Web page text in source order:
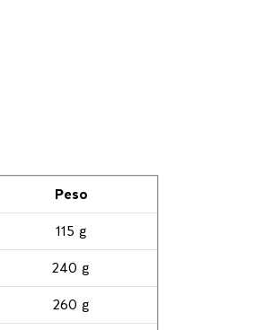
Peso
115 g
240 g
260 g